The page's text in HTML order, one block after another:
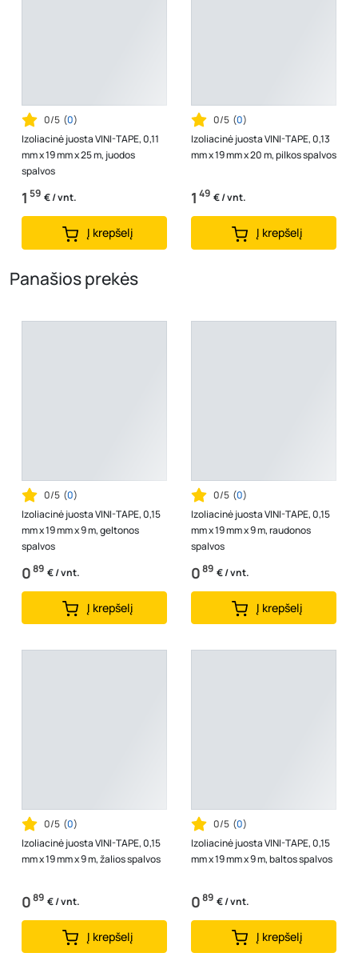
0/5 (0)
Izoliacinė juosta VINI-TAPE, 0,11
mm x 19 mm x 25 m, juodos
spalvos
1 59 € / vnt.
Į krepšelį
0/5 (0)
Izoliacinė juosta VINI-TAPE, 0,13
mm x 19 mm x 20 m, pilkos spalvos
1 49 € / vnt.
Į krepšelį
Panašios prekės
0/5 (0)
Izoliacinė juosta VINI-TAPE, 0,15
mm x 19 mm x 9 m, geltonos
spalvos
089 € / vnt.
Į krepšelį
0/5 (0)
Izoliacinė juosta VINI-TAPE, 0,15
mm x 19 mm x 9 m, raudonos
spalvos
089 € / vnt.
Į krepšelį
0/5 (0)
Izoliacinė juosta VINI-TAPE, 0,15
mm x 19 mm x 9 m, žalios spalvos
089 € / vnt.
Į krepšelį
0/5 (0)
Izoliacinė juosta VINI-TAPE, 0,15
mm x 19 mm x 9 m, baltos spalvos
089 € / vnt.
Į krepšelį